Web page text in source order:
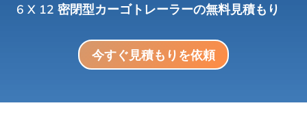
6 X 12 密閉型カーゴトレーラーの無料見積もり
今すぐ見積もりを依頼